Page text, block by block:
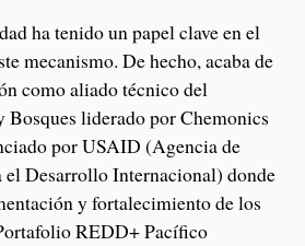
ha tenido un papel clave en el
mecanismo. De hecho, acaba de
como aliado técnico del
Bosques liderado por Chemonics
por USAID (Agencia de
el Desarrollo Internacional) donde
y fortalecimiento de los
REDD+ Pacífico